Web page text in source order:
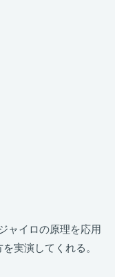
ャイロの原理を応用
実演してくれる。